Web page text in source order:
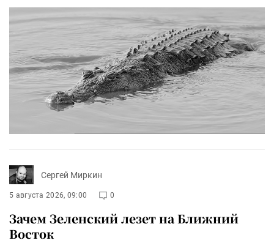
Сергей Миркин
5 августа 2026, 09:00 0
Зачем Зеленский лезет на Ближний
Восток